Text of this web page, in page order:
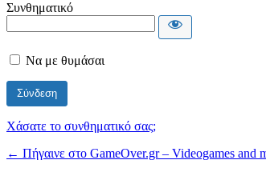
Συνθηματικό
Να με θυμάσαι
Χάσατε το συνθηματικό σας;
← Πήγαινε στο GameOver.gr – Videogames and